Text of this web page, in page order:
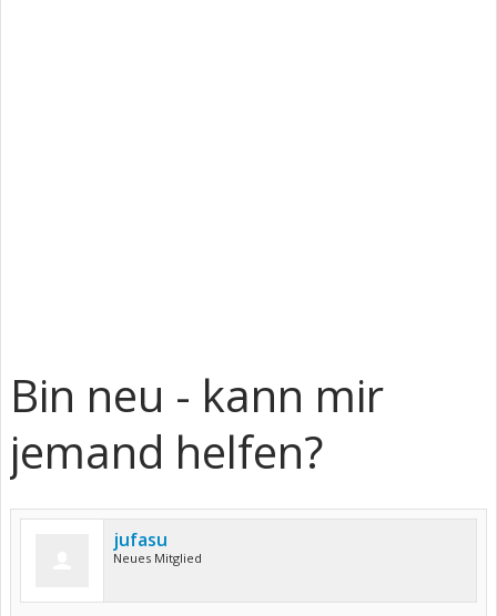
Bin neu - kann mir
jemand helfen?
jufasu
Neues Mitglied